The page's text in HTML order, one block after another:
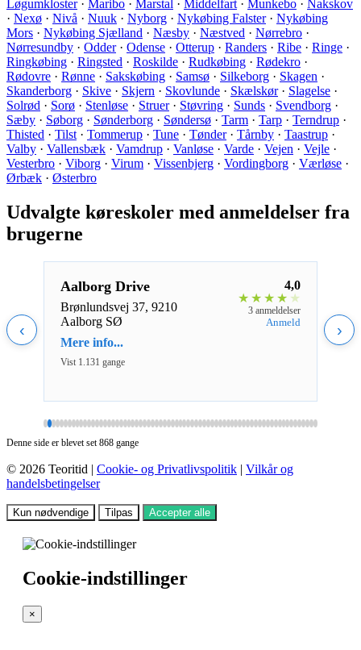
Løgumkloster· Maribo · Marstal · Middelfart · Munkebo · Nakskov
· Nexø · Nivå · Nuuk · Nyborg · Nykøbing Falster· Nykøbing
Mors · Nykøbing Sjælland · Næsby · Næstved · Nørrebro ·
Nørresundby · Odder· Odense · Otterup · Randers · Ribe · Ringe ·
Ringkøbing · Ringsted · Roskilde · Rudkøbing · Rødekro ·
Rødovre · Rønne · Sakskøbing · Samsø · Silkeborg · Skagen ·
Skanderborg · Skive · Skjern · Skovlunde · Skælskør· Slagelse ·
Solrød · Sorø · Stenløse · Struer· Støvring · Sunds · Svendborg ·
Sæby · Søborg · Sønderborg · Søndersø · Tarm · Tarp · Terndrup ·
Thisted · Tilst · Tommerup · Tune · Tønder· Tårnby · Taastrup ·
Valby · Vallensbæk · Vamdrup · Vanløse · Varde · Vejen · Vejle ·
Vesterbro · Viborg · Virum · Vissenbjerg · Vordingborg · Værløse ·
Ørbæk · Østerbro
Udvalgte køreskoler med anmeldelser fra
brugerne
‹
Aalborg Drive
Brønlundsvej 37, 9210
Aalborg SØ
Mere info...
Vist 1.131 gange
4,0
★ ★ ★ ★ ★
3 anmeldelser
Anmeld ›
Denne side er blevet set 868 gange
© 2026 Teoritid | Cookie- og Privatlivspolitik | Vilkår og
handelsbetingelser
Kun nødvendige Tilpas Accepter alle
Cookie-indstillinger
×